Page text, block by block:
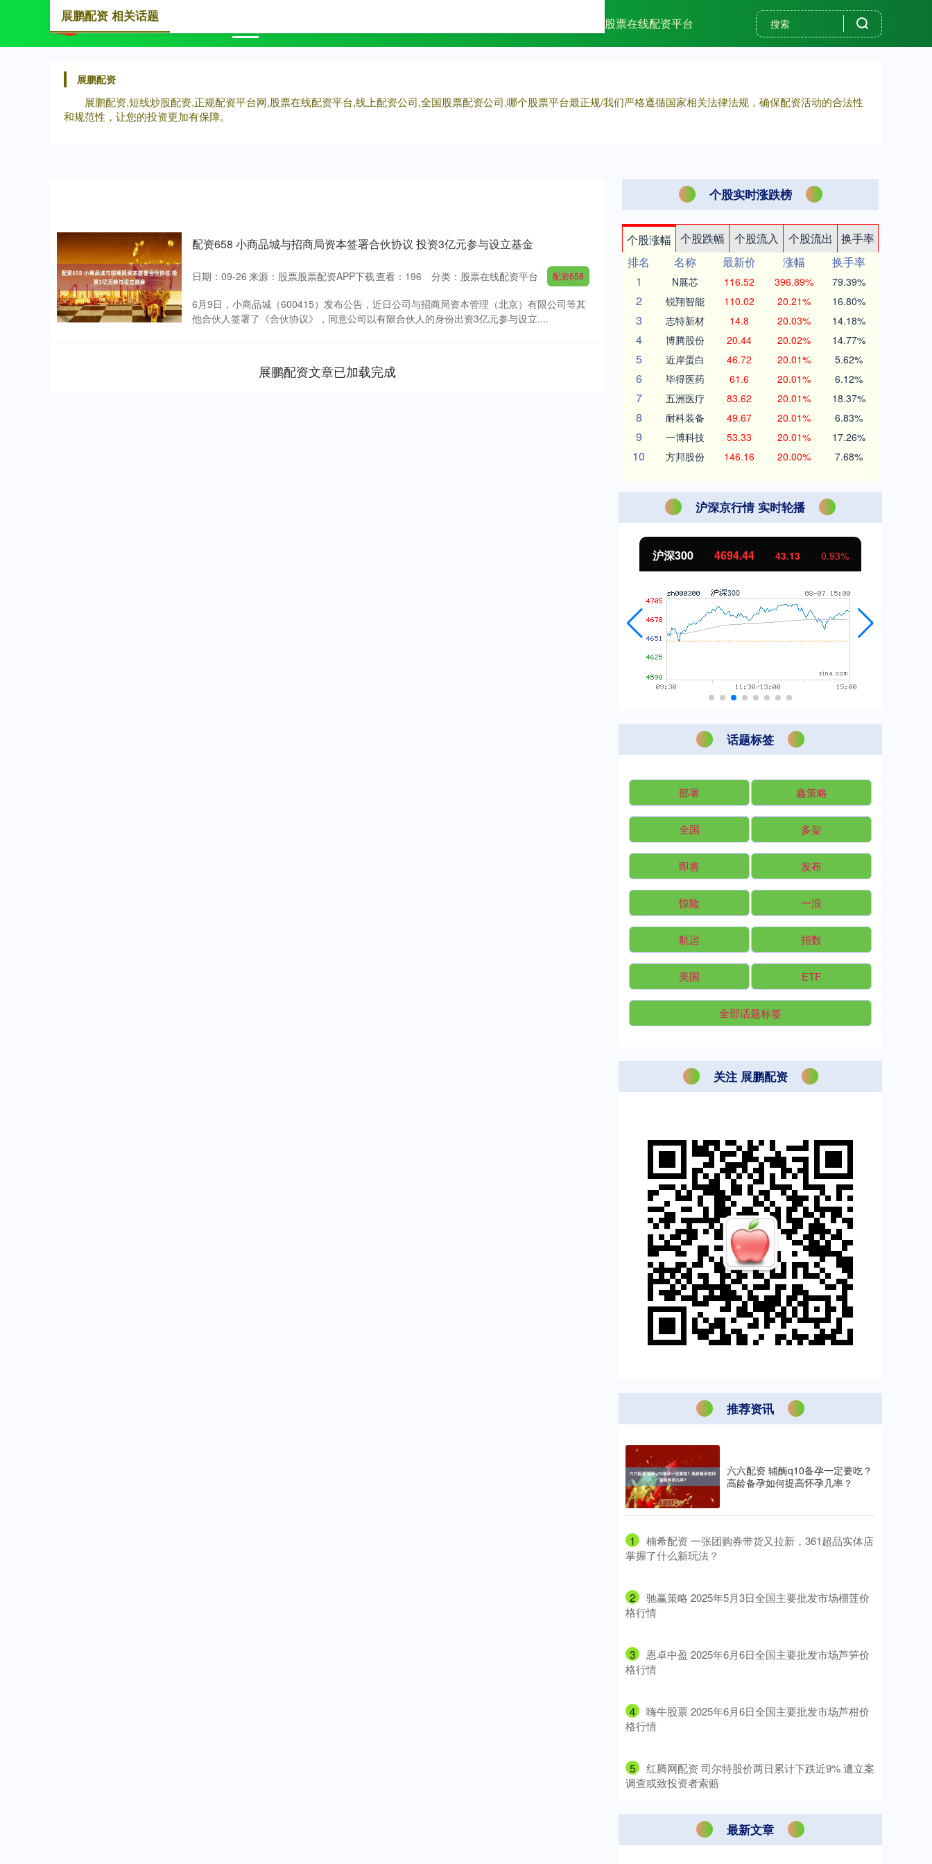
股票在线配资平台
展鹏配资
展鹏配资,短线炒股配资,正规配资平台网,股票在线配资平台,线上配资公司,全国股票配资公司,哪个股票平台最正规/我们严格遵循国家相关法律法规，确保配资活动的合法性
和规范性，让您的投资更加有保障。
展鹏配资 相关话题
配资658 小商品城与招商局资本签署合伙协议 投资3亿元参与设立基金
日期：09-26 来源：股票股票配资APP下载查看： 196 分类： 股票在线配资平台 配资658
6月9日，小商品城（600415）发布公告，近日公司与招商局资本管理（北京）有限公司等其
他合伙人签署了《合伙协议》，同意公司以有限合伙人的身份出资3亿元参与设立....
展鹏配资文章已加载完成
个股实时涨跌榜
个股涨幅 个股跌幅 个股流入 个股流出
换手率
排名
名称 最新价 涨幅
换手率
1
N展芯 116.52 396.89% 79.39%
2 锐翔智能 110.02 20.21% 16.80%
3 志特新材 14.8 20.03% 14.18%
4 博腾股份 20.44 20.02% 14.77%
5 近岸蛋白 46.72 20.01% 5.62%
6 毕得医药 61.6 20.01% 6.12%
7 五洲医疗 83.62 20.01% 18.37%
8 耐科装备 49.67 20.01% 6.83%
9 一博科技 53.33 20.01% 17.26%
10 方邦股份 146.16 20.00% 7.68%
沪深京行情 实时轮播
沪深300 4694.44 43.13 0.93%
话题标签
部署 鑫策略
全国 多架
即将 发布
惊险 一浪
航运 指数
美国 ETF
全部话题标签
关注 展鹏配资
推荐资讯
六六配资 辅酶q10备孕一定要吃？
高龄备孕如何提高怀孕几率？
1
​楠希配资 一张团购券带货又拉新，361超品实体店
掌握了什么新玩法？
2
​驰赢策略 2025年5月3日全国主要批发市场榴莲价
格行情
3
​恩卓中盈 2025年6月6日全国主要批发市场芦笋价
格行情
4
​嗨牛股票 2025年6月6日全国主要批发市场芦柑价
格行情
5
​红腾网配资 司尔特股价两日累计下跌近9% 遭立案
调查或致投资者索赔
最新文章